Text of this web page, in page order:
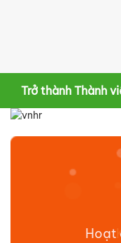
Trở thành Thành
Hoạt